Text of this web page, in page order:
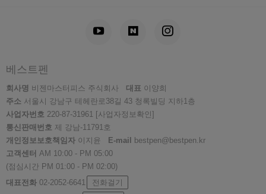
베스트펜
회사명 비젠마스터피스 주식회사 대표 이양희
주소 서울시 강남구 테헤란로38길 43 청록빌딩 지하1층
사업자번호 220-87-31961 [사업자정보확인]
통신판매번호 제 강남-11791호
개인정보보호책임자 이지윤 E-mail
bestpen@bestpen.kr
고객센터 AM 10:00 - PM 05:00
(점심시간 PM 01:00 - PM 02:00)
대표전화 02-2052-6641 전화걸기